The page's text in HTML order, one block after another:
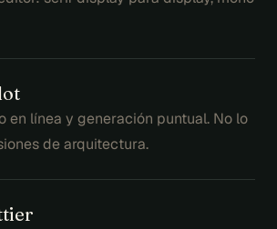
en línea y generación puntual. No lo
de arquitectura.